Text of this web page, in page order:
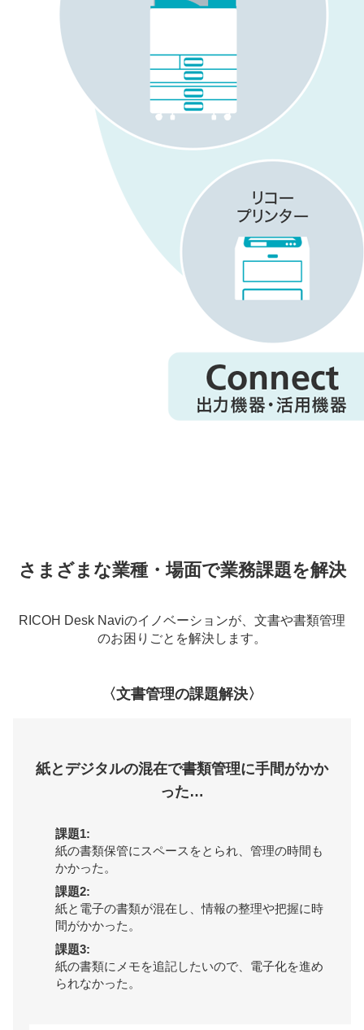
さまざまな業種・場面で業務課題を解決
RICOH Desk Naviのイノベーションが、文書や書類管理
のお困りごとを解決します。
〈文書管理の課題解決〉
紙とデジタルの混在で書類管理に手間がかか
った…
課題1:
紙の書類保管にスペースをとられ、管理の時間も
かかった。
課題2:
紙と電子の書類が混在し、情報の整理や把握に時
間がかかった。
課題3:
紙の書類にメモを追記したいので、電子化を進め
られなかった。